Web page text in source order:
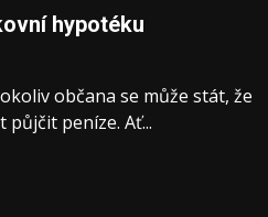
hypotéku
občana se může stát, že
peníze. Ať...